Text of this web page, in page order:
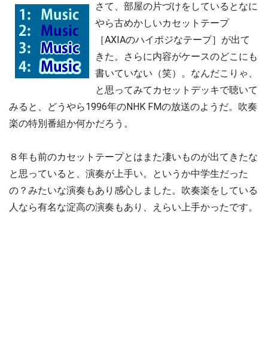
さて、部屋の片づけをしているとなに
やら古めかしいカセットテープ
［AXIAのハイポジなテープ］が出て
きた。さらに内容がケースのどこにも
書いていない（笑）。なんだこりゃ、
と思ってみてカセットデッキで聴いて
みると、どうやら1996年のNHK FMの放送のようだ。吹奏
楽の特別番組か何かだろう。
８年も前のカセットテープとはまた凄いものが出てきたな
と思っていると、演奏が上手い。というか中学生だった
の？みたいな演奏もあり感心しました。吹奏楽をしている
人なら有名な淀高の演奏もあり、えらい上手かったです。